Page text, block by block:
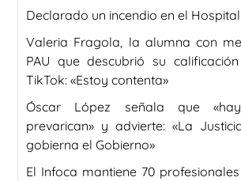
Declarado un incendio en el
Valeria Fragola, la alumna con
PAU que descubrió su
TikTok: «Estoy contenta»
Óscar López señala que
prevarican» y advierte: «La
gobierna el Gobierno»
El Infoca mantiene 70